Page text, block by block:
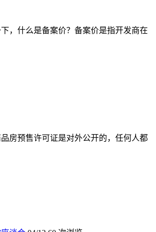
，什么是备案价？备案价是指开发商在
房预售许可证是对外公开的，任何人都